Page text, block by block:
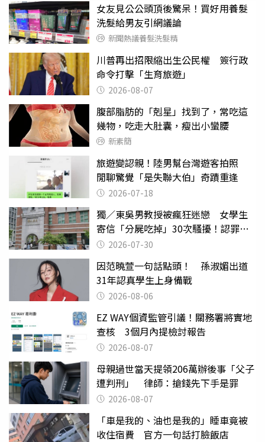
女友見公公頭頂後驚呆！買好用養髮
洗髮給男友引網議論
新聞熱議養髮洗髮精
川普再出招限縮出生公民權 簽行政
命令打擊「生育旅遊」
2026-08-07
腹部脂肪的「剋星」找到了，常吃這
幾物，吃走大肚囊，瘦出小蠻腰
新素簡
旅遊變認親！陸男幫台灣遊客拍照
閒聊驚覺「是失聯大伯」奇蹟重逢
2026-07-18
獨／東吳男教授被瘋狂迷戀 女學生
寄信「分屍吃掉」30次騷擾！認罪免
關 2026-07-30
因范曉萱一句話點頭！ 孫淑媚出道
31年認真學生上身備戰
2026-08-06
EZ WAY個資監管引議！關務署將實地
查核 3個月內提檢討報告
2026-08-07
母親過世當天提領206萬辦後事「父子
遭判刑」 律師：搶錢先下手是罪
2026-08-07
「車是我的、油也是我的」睡車竟被
收住宿費 官方一句話打臉飯店